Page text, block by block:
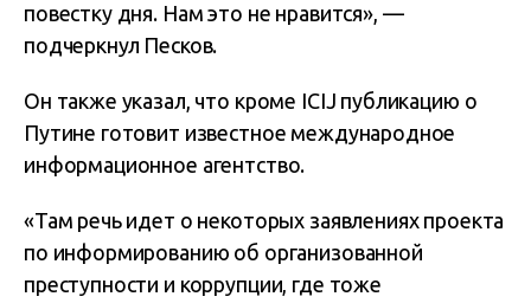
повестку дня. Нам это не нравится», —
подчеркнул Песков.
Он также указал, что кроме ICIJ публикацию о
Путине готовит известное международное
информационное агентство.
«Там речь идет о некоторых заявлениях проекта
по информированию об организованной
преступности и коррупции, где тоже